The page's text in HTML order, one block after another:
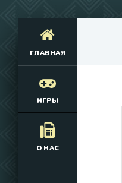
ГЛАВНАЯ
ИГРЫ
О НАС